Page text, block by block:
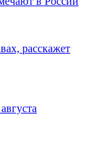
расскажет